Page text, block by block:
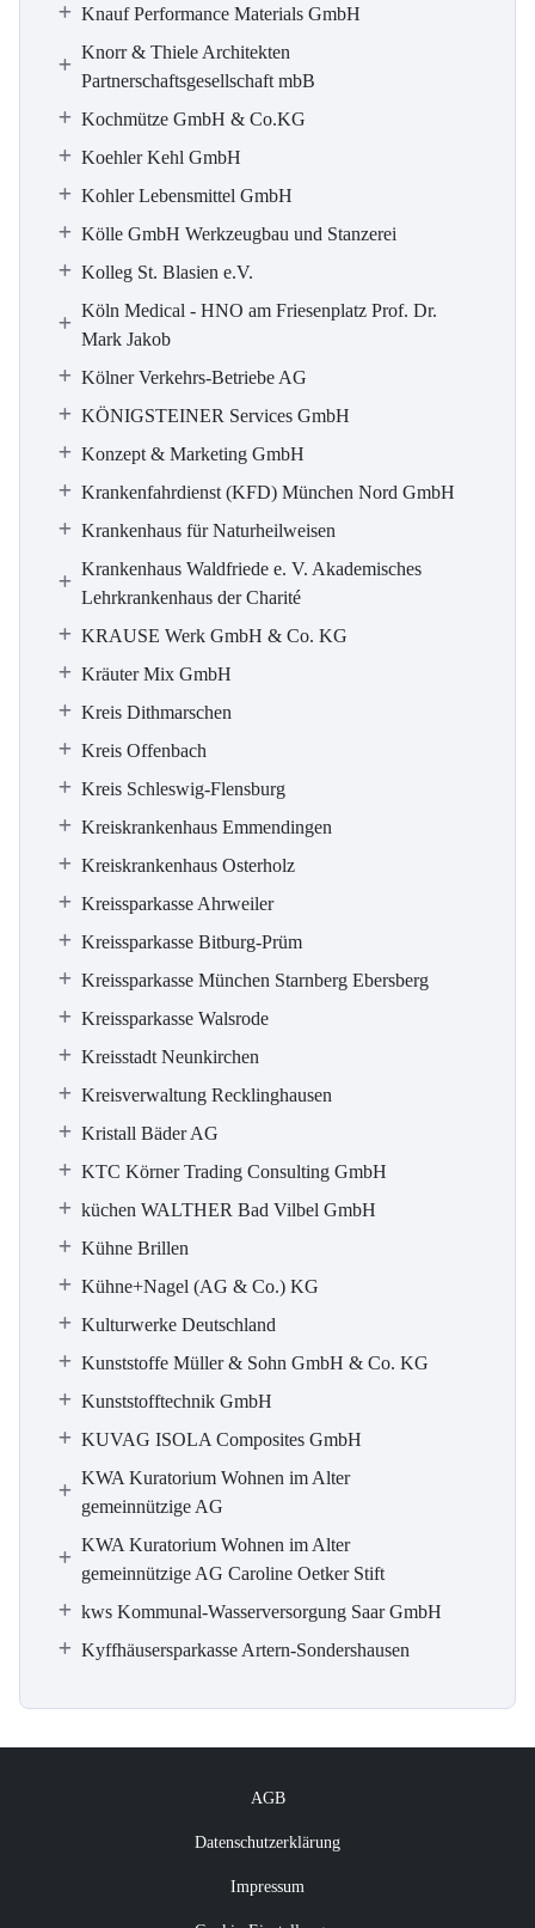
Knauf Performance Materials GmbH
Knorr & Thiele Architekten
Partnerschaftsgesellschaft mbB
Kochmütze GmbH & Co.KG
Koehler Kehl GmbH
Kohler Lebensmittel GmbH
Kölle GmbH Werkzeugbau und Stanzerei
Kolleg St. Blasien e.V.
Köln Medical - HNO am Friesenplatz Prof. Dr.
Mark Jakob
Kölner Verkehrs-Betriebe AG
KÖNIGSTEINER Services GmbH
Konzept & Marketing GmbH
Krankenfahrdienst (KFD) München Nord GmbH
Krankenhaus für Naturheilweisen
Krankenhaus Waldfriede e. V. Akademisches
Lehrkrankenhaus der Charité
KRAUSE Werk GmbH & Co. KG
Kräuter Mix GmbH
Kreis Dithmarschen
Kreis Offenbach
Kreis Schleswig-Flensburg
Kreiskrankenhaus Emmendingen
Kreiskrankenhaus Osterholz
Kreissparkasse Ahrweiler
Kreissparkasse Bitburg-Prüm
Kreissparkasse München Starnberg Ebersberg
Kreissparkasse Walsrode
Kreisstadt Neunkirchen
Kreisverwaltung Recklinghausen
Kristall Bäder AG
KTC Körner Trading Consulting GmbH
küchen WALTHER Bad Vilbel GmbH
Kühne Brillen
Kühne+Nagel (AG & Co.) KG
Kulturwerke Deutschland
Kunststoffe Müller & Sohn GmbH & Co. KG
Kunststofftechnik GmbH
KUVAG ISOLA Composites GmbH
KWA Kuratorium Wohnen im Alter
gemeinnützige AG
KWA Kuratorium Wohnen im Alter
gemeinnützige AG Caroline Oetker Stift
kws Kommunal-Wasserversorgung Saar GmbH
Kyffhäusersparkasse Artern-Sondershausen
AGB
Datenschutzerklärung
Impressum